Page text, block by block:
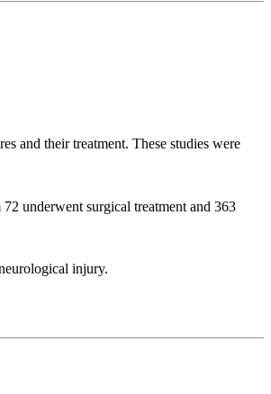
and their treatment. These studies were
underwent surgical treatment and 363
injury.